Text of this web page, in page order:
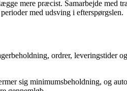
mere præcist. Samarbejde med
med udsving i efterspørgslen.
ordrer, leveringstider
sig minimumsbeholdning, og